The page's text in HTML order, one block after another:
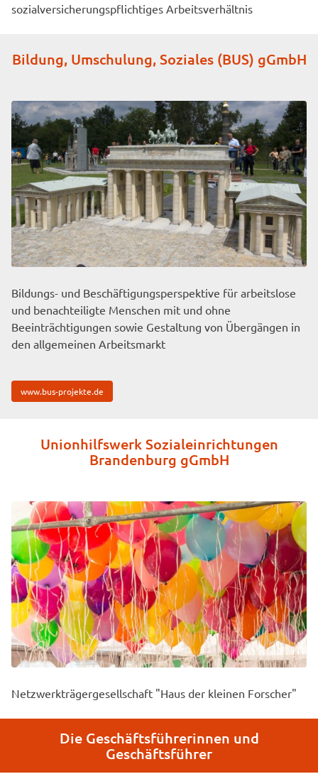
sozialversicherungspflichtiges Arbeitsverhältnis
Bildung, Umschulung, Soziales (BUS) gGmbH
Bildungs- und Beschäftigungsperspektive für arbeitslose
und benachteiligte Menschen mit und ohne
Beeinträchtigungen sowie Gestaltung von Übergängen in
den allgemeinen Arbeitsmarkt
www.bus-projekte.de
Unionhilfswerk Sozialeinrichtungen
Brandenburg gGmbH
Netzwerkträgergesellschaft "Haus der kleinen Forscher"
Die Geschäftsführerinnen und
Geschäftsführer